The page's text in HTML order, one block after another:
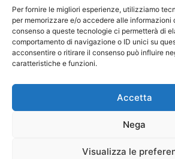
Per fornire le migliori esperienze, utilizziamo
per memorizzare e/o accedere alle informazioni
consenso a queste tecnologie ci permetterà di
comportamento di navigazione o ID unici su
acconsentire o ritirare il consenso può influire
caratteristiche e funzioni.
Accetta
Nega
Visualizza le
© 2025 KPS Financial Lab
Piazza Quattro Novembre, 4 – 20124